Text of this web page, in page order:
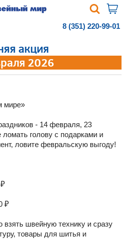
8 (351) 220-99-01
акция
2026
мире»
- 14 февраля, 23
голову с подарками и
ловите февральскую выгоду!
₽
швейную технику и сразу
товары для шитья и